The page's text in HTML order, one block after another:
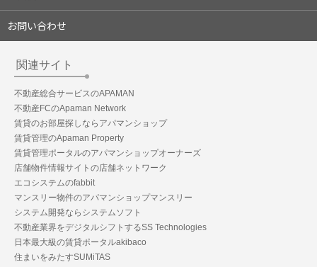
お問い合わせ
関連サイト
不動産総合サービスのAPAMAN
不動産FCのApaman Network
賃貸のお部屋探しならアパマンショップ
賃貸管理のApaman Property
賃貸管理ポータルのアパマンショップオーナーズ
店舗物件情報サイトの店舗ネットワーク
エコシステムのfabbit
マンスリー物件のアパマンショップマンスリー
システム開発ならシステムソフト
不動産業界をデジタルシフトするSS Technologies
日本最大級の賃貸ポータルakibaco
住まいをみたすSUMiTAS